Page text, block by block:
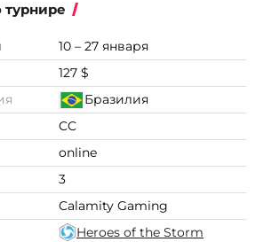
10 – 27 января
127 $
Бразилия
CC
online
3
Calamity Gaming
Heroes of the Storm